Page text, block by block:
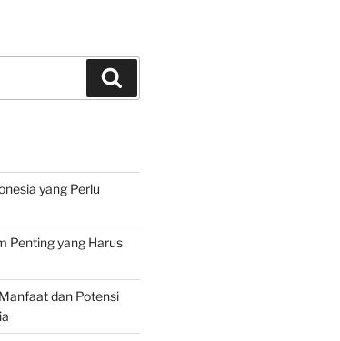
yang Perlu
Penting yang Harus
dan Potensi